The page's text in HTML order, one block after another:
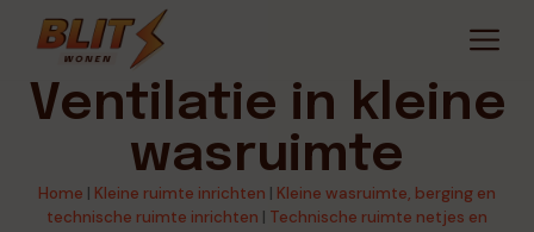
Ventilatie in kleine
wasruimte
Home | Kleine ruimte inrichten | Kleine wasruimte, berging en
technische ruimte inrichten | Technische ruimte netjes en